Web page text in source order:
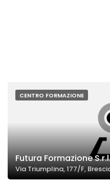
CENTRO FORMAZIONE
Futura Formazione
Via Triumplina, 177/F,